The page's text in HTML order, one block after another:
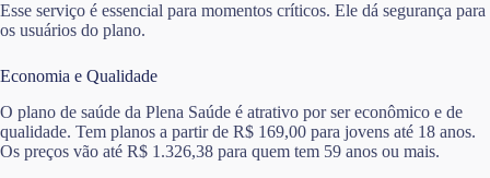
Esse serviço é essencial para momentos críticos. Ele dá segurança para
os usuários do plano.
Economia e Qualidade
O plano de saúde da Plena Saúde é atrativo por ser econômico e de
qualidade. Tem planos a partir de R$ 169,00 para jovens até 18 anos.
Os preços vão até R$ 1.326,38 para quem tem 59 anos ou mais.